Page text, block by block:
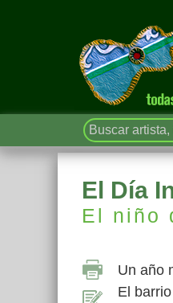
El Día
El niño
Un año
El